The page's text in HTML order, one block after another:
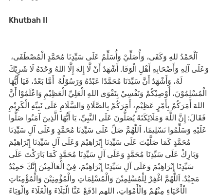
Khutbah II
وَعَلَى آلِهِ وَأَصْحَابِهِ أَهْلِ الْوَفَا. أَشْهَدُ أَنْ لَّا إِلهَ إِلَّا اللهُ وَحْدَهُ لَا شَرِيْكَ
لَهُ، وَأَشْهَدُ أَنَّ سَيِّدَنَا مُحَمَّدًا عَبْدُهُ وَرَسُوْلُهُ أَمَّا بَعْدُ، فَيَا أَيُّهَا
الْمُسْلِمُوْنَ، أُوْصِيْكُمْ وَنَفْسِيْ بِتَقْوَى اللهِ الْعَلِيِّ الْعَظِيْمِ وَاعْلَمُوْا أَنَّ
اللهَ أَمَرَكُمْ بِأَمْرٍ عَظِيْمٍ، أَمَرَكُمْ بِالصَّلَاةِ وَالسَّلَامِ عَلَى نَبِيِّهِ الْكَرِيْمِ
فَقَالَ: إِنَّ اللَّهَ وَمَلَائِكَتَهُ يُصَلُّونَ عَلَى النَّبِيِّ، يَا أَيُّهَا الَّذِينَ آمَنُوا صَلُّوا
عَلَيْهِ وَسَلِّمُوا تَسْلِيمًا، اَللّٰهُمَّ صَلِّ عَلَى سَيِّدِنَا مُحَمَّدٍ وَعَلَى آلِ سَيِّدِنَا
مُحَمَّدٍ كَمَا صَلَّيْتَ عَلَى سَيِّدِنَا إِبْرَاهِيْمَ وَعَلَى آلِ سَيِّدِنَا إِبْرَاهِيْمَ
وَبَارِكْ عَلَى سَيِّدِنَا مُحَمَّدٍ وَعَلَى آلِ سَيِّدِنَا مُحَمَّدٍ كَمَا بَارَكْتَ عَلَى
سَيِّدِنَا إِبْرَاهِيْمَ وَعَلَى آلِ سَيِّدِنَا إِبْرَاهِيْمَ، فِيْ الْعَالَمِيْنَ إِنَّكَ حَمِيْدٌ
مَجِيْدٌ. اَللّٰهُمَّ اغْفِرْ لِلْمُسْلِمِيْنَ وَالْمُسْلِمَاتِ والْمُؤْمِنِيْنَ وَالْمُؤْمِنَاتِ
الْأَحْيَاءِ مِنْهُمْ وَالْأَمْوَاتِ، اللهم ادْفَعْ عَنَّا الْبَلَاءَ وَالْغَلَاءَ وَالْوَبَاءَ